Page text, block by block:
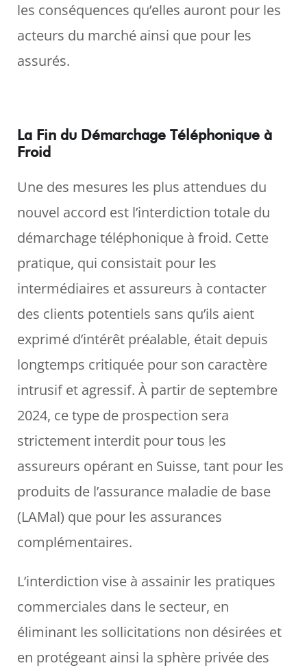
les conséquences qu’elles auront pour les
acteurs du marché ainsi que pour les
assurés.
La Fin du Démarchage Téléphonique à
Froid
Une des mesures les plus attendues du
nouvel accord est l’interdiction totale du
démarchage téléphonique à froid. Cette
pratique, qui consistait pour les
intermédiaires et assureurs à contacter
des clients potentiels sans qu’ils aient
exprimé d’intérêt préalable, était depuis
longtemps critiquée pour son caractère
intrusif et agressif. À partir de septembre
2024, ce type de prospection sera
strictement interdit pour tous les
assureurs opérant en Suisse, tant pour les
produits de l’assurance maladie de base
(LAMal) que pour les assurances
complémentaires.
L’interdiction vise à assainir les pratiques
commerciales dans le secteur, en
éliminant les sollicitations non désirées et
en protégeant ainsi la sphère privée des